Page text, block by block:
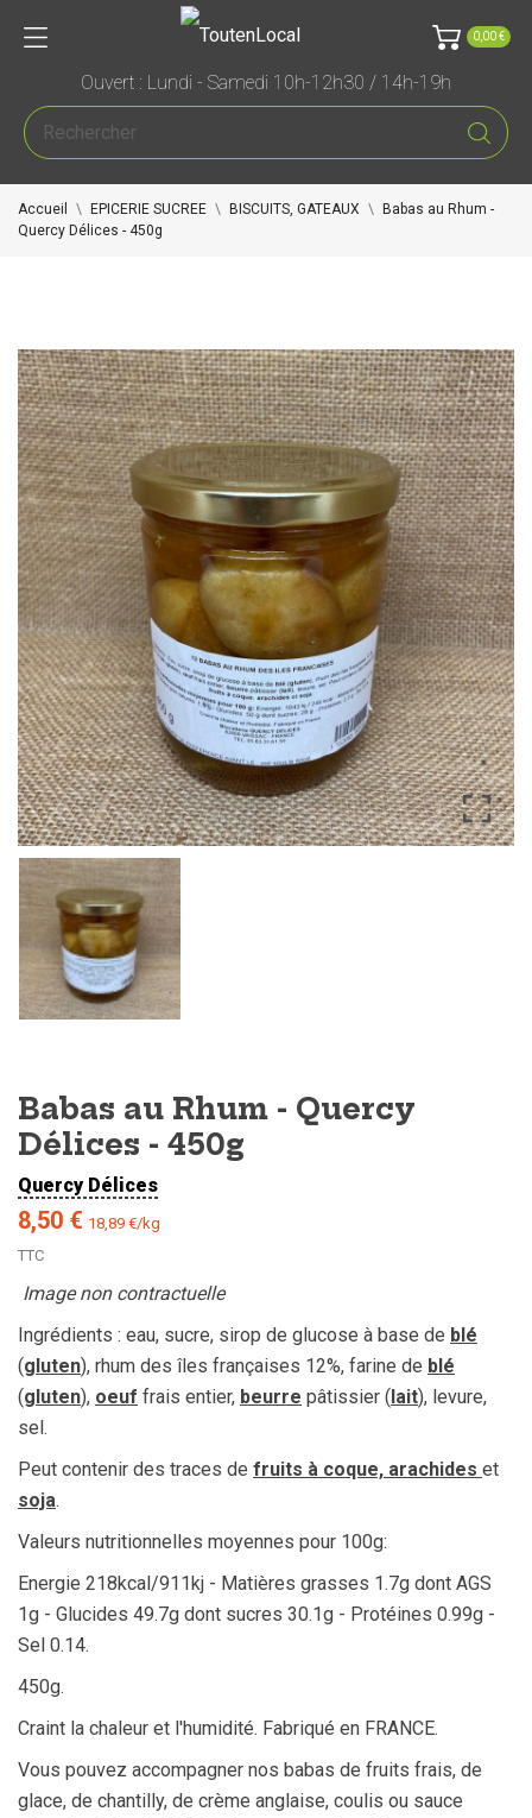
0,00 €
Ouvert : Lundi - Samedi 10h-12h30 / 14h-19h
Accueil EPICERIE SUCREE BISCUITS, GATEAUX
Babas au Rhum -
Quercy Délices - 450g
Babas au Rhum - Quercy
Délices - 450g
Quercy Délices
8,50 € 18,89 €/kg
TTC
Image non contractuelle
Ingrédients : eau, sucre, sirop de glucose à base de blé
(gluten), rhum des îles françaises 12%, farine de blé
(gluten), oeuf frais entier, beurre pâtissier (lait), levure,
sel.
Peut contenir des traces de fruits à coque, arachides et
soja.
Valeurs nutritionnelles moyennes pour 100g:
Energie 218kcal/911kj - Matières grasses 1.7g dont AGS
1g - Glucides 49.7g dont sucres 30.1g - Protéines 0.99g -
Sel 0.14.
450g.
Craint la chaleur et l'humidité. Fabriqué en FRANCE.
Vous pouvez accompagner nos babas de fruits frais, de
glace, de chantilly, de crème anglaise, coulis ou sauce